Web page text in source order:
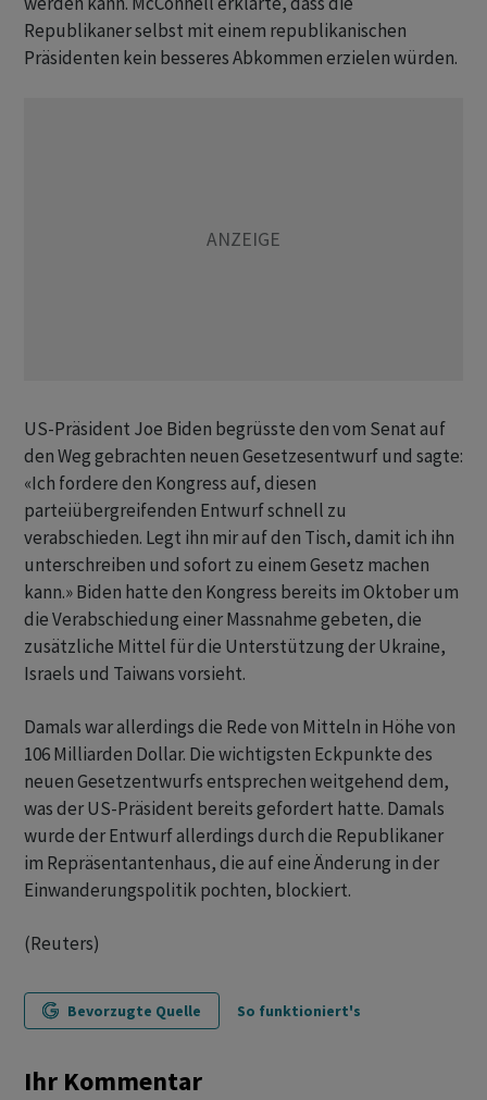
Republikaner selbst mit einem republikanischen
Präsidenten kein besseres Abkommen erzielen würden.
US-Präsident Joe Biden begrüsste den vom Senat auf
den Weg gebrachten neuen Gesetzesentwurf und sagte:
«Ich fordere den Kongress auf, diesen
parteiübergreifenden Entwurf schnell zu
verabschieden. Legt ihn mir auf den Tisch, damit ich ihn
unterschreiben und sofort zu einem Gesetz machen
kann.» Biden hatte den Kongress bereits im Oktober um
die Verabschiedung einer Massnahme gebeten, die
zusätzliche Mittel für die Unterstützung der Ukraine,
Israels und Taiwans vorsieht.
Damals war allerdings die Rede von Mitteln in Höhe von
106 Milliarden Dollar. Die wichtigsten Eckpunkte des
neuen Gesetzentwurfs entsprechen weitgehend dem,
was der US-Präsident bereits gefordert hatte. Damals
wurde der Entwurf allerdings durch die Republikaner
im Repräsentantenhaus, die auf eine Änderung in der
Einwanderungspolitik pochten, blockiert.
(Reuters)
Bevorzugte Quelle So funktioniert's
Ihr Kommentar